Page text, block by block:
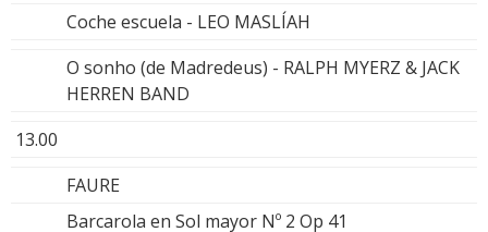
Coche escuela - LEO MASLÍAH
O sonho (de Madredeus) - RALPH MYERZ & JACK
HERREN BAND
13.00
FAURE
Barcarola en Sol mayor Nº 2 Op 41